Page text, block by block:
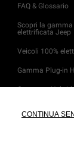
FAQ & Glossario
Scopri la gamma
elettrificata Jeep
Veicoli 100%
Gamma Plug-in
Gamma e-Hybrid